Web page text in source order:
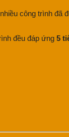
công trình đã
đều đáp ứng 5